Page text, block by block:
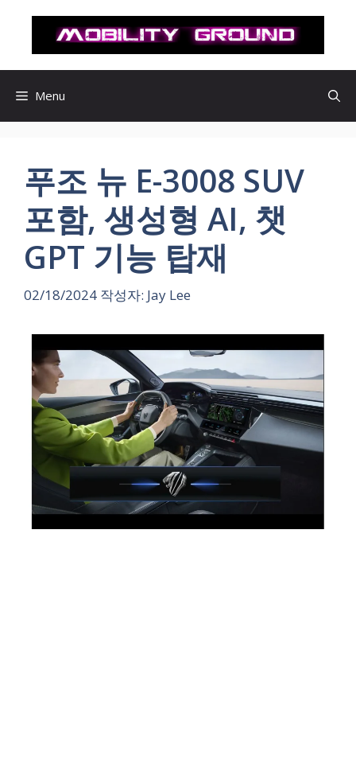
로
Menu
푸조 뉴 E-3008 SUV
포함, 생성형 AI, 챗
GPT 기능 탑재
02/18/2024 작성자: Jay Lee